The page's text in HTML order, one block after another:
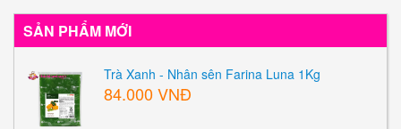
SẢN PHẨM MỚI
Trà Xanh - Nhân sên Farina Luna 1Kg
84.000 VNĐ